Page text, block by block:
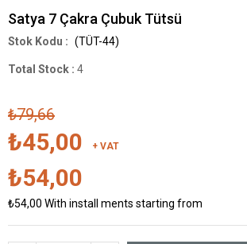
Satya 7 Çakra Çubuk Tütsü
(TÜT-44)
Total Stock : 4
₺79,66
₺45,00 + VAT
₺54,00
₺54,00 With install ments starting from